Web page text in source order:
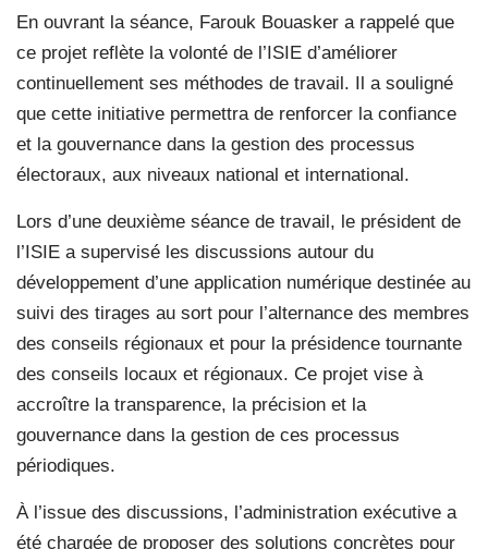
En ouvrant la séance, Farouk Bouasker a rappelé que
ce projet reflète la volonté de l’ISIE d’améliorer
continuellement ses méthodes de travail. Il a souligné
que cette initiative permettra de renforcer la confiance
et la gouvernance dans la gestion des processus
électoraux, aux niveaux national et international.
Lors d’une deuxième séance de travail, le président de
l’ISIE a supervisé les discussions autour du
développement d’une application numérique destinée au
suivi des tirages au sort pour l’alternance des membres
des conseils régionaux et pour la présidence tournante
des conseils locaux et régionaux. Ce projet vise à
accroître la transparence, la précision et la
gouvernance dans la gestion de ces processus
périodiques.
À l’issue des discussions, l’administration exécutive a
été chargée de proposer des solutions concrètes pour